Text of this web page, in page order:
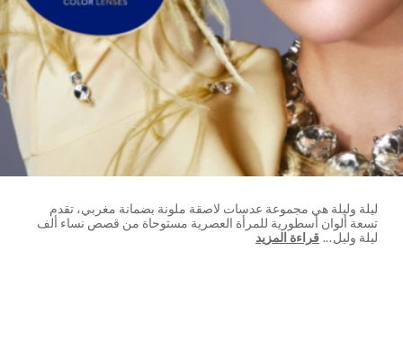
ليلة وليلة هي مجموعة عدسات لاصقة ملونة بضمانة مغربي، تقدم
تسعة ألوان أسطورية للمرأة العصرية مستوحاة من قصص نساء ألف
ليلة وليل... قراءة المزيد